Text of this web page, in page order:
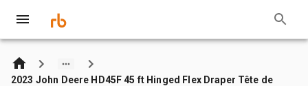
2023 John Deere HD45F 45 ft Hinged Flex Draper Tête de